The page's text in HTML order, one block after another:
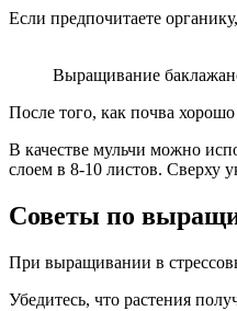
Если предпочитаете
Выращивание
После того, как почва
В качестве мульчи можно
слоем в 8-10 листов. Сверху
Советы по
При выращивании в
Убедитесь, что растения